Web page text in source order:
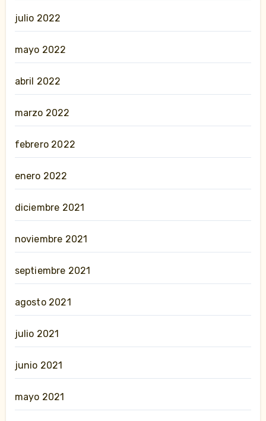
julio 2022
mayo 2022
abril 2022
marzo 2022
febrero 2022
enero 2022
diciembre 2021
noviembre 2021
septiembre 2021
agosto 2021
julio 2021
junio 2021
mayo 2021